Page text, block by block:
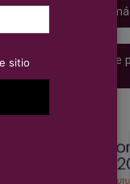
Ver
Cartera
sitio